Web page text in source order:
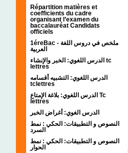
Répartition matières et
coefficients du cadre
organisant l’examen du
baccalauréat Candidats
officiels
1éreBac - ملخص في دروس اللغة
العربية
الدرس اللغوي: الخبر والإنشاء tc
lettres
الدرس اللغوي: التشبيه أقسامه
tclettres
الدرس اللغوي: بلاغة الإمتاع Tc
lettres
الدرس الغوي: أغراض الخبر
النصوص و التطبيقات: الحكي : نمط
السرد
النصوص و التطبيقات: الحكي : نمط
الحوار